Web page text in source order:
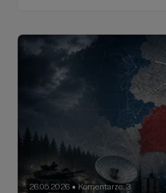
26.05.2026 ● Komentarze: 3